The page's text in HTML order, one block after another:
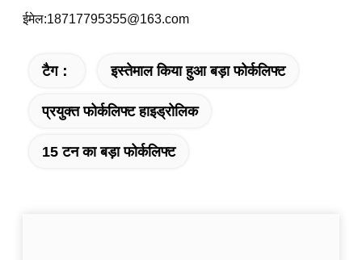
ईमेल:18717795355@163.com
टैग： इस्तेमाल किया हुआ बड़ा फोर्कलिफ्ट
प्रयुक्त फोर्कलिफ्ट हाइड्रोलिक
15 टन का बड़ा फोर्कलिफ्ट